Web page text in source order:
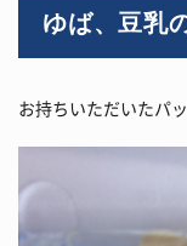
ゆば、豆乳
お持ちいただいたパ